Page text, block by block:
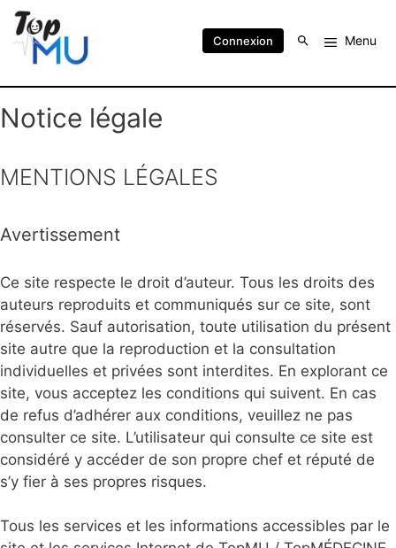
Connexion Menu
Notice légale
MENTIONS LÉGALES
Avertissement
Ce site respecte le droit d’auteur. Tous les droits des
auteurs reproduits et communiqués sur ce site, sont
réservés. Sauf autorisation, toute utilisation du présent
site autre que la reproduction et la consultation
individuelles et privées sont interdites. En explorant ce
site, vous acceptez les conditions qui suivent. En cas
de refus d’adhérer aux conditions, veuillez ne pas
consulter ce site. L’utilisateur qui consulte ce site est
considéré y accéder de son propre chef et réputé de
s’y fier à ses propres risques.
Tous les services et les informations accessibles par le